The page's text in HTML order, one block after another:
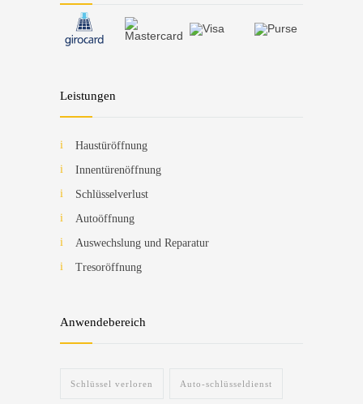
Leistungen
Haustüröffnung
Innentürenöffnung
Schlüsselverlust
Autoöffnung
Auswechslung und Reparatur
Tresoröffnung
Anwendebereich
Schlüssel verloren Auto-schlüsseldienst